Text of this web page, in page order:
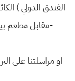
الفندق الدولي )
-مقابل مطعم
او مراسلتنا على